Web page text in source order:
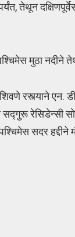
तेथून
मुठा नदीने
रस्त्याने एन.
रेसिडेन्सी
सदर